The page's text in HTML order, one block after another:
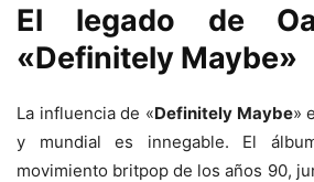
El legado de
«Definitely Maybe»
La influencia de «Definitely Maybe»
y mundial es innegable. El
movimiento britpop de los años 90,